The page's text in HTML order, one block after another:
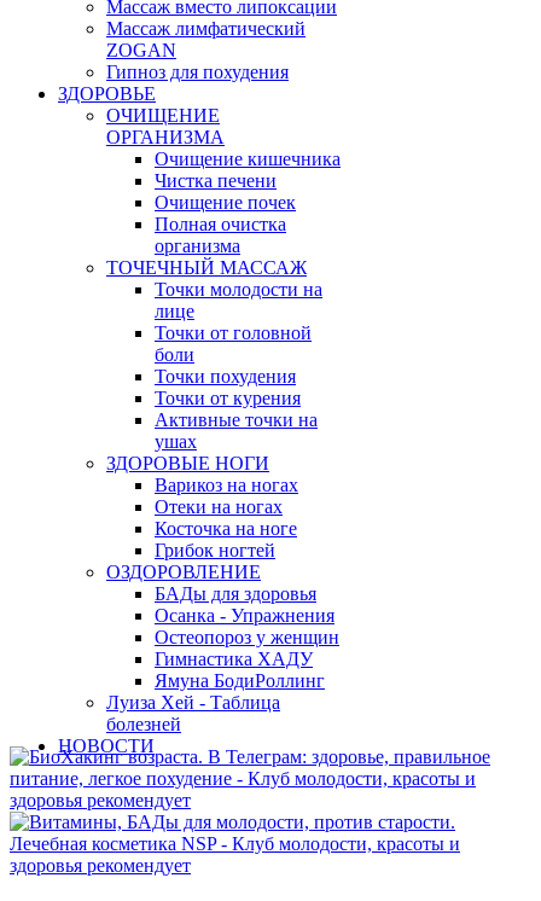
Массаж вместо липоксации
Массаж лимфатический
ZOGAN
Гипноз для похудения
ЗДОРОВЬЕ
ОЧИЩЕНИЕ
ОРГАНИЗМА
Очищение кишечника
Чистка печени
Очищение почек
Полная очистка
организма
ТОЧЕЧНЫЙ МАССАЖ
Точки молодости на
лице
Точки от головной
боли
Точки похудения
Точки от курения
Активные точки на
ушах
ЗДОРОВЫЕ НОГИ
Варикоз на ногах
Отеки на ногах
Косточка на ноге
Грибок ногтей
ОЗДОРОВЛЕНИЕ
БАДы для здоровья
Осанка - Упражнения
Остеопороз у женщин
Гимнастика ХАДУ
Ямуна БодиРоллинг
Луиза Хей - Таблица
болезней
НОВОСТИ